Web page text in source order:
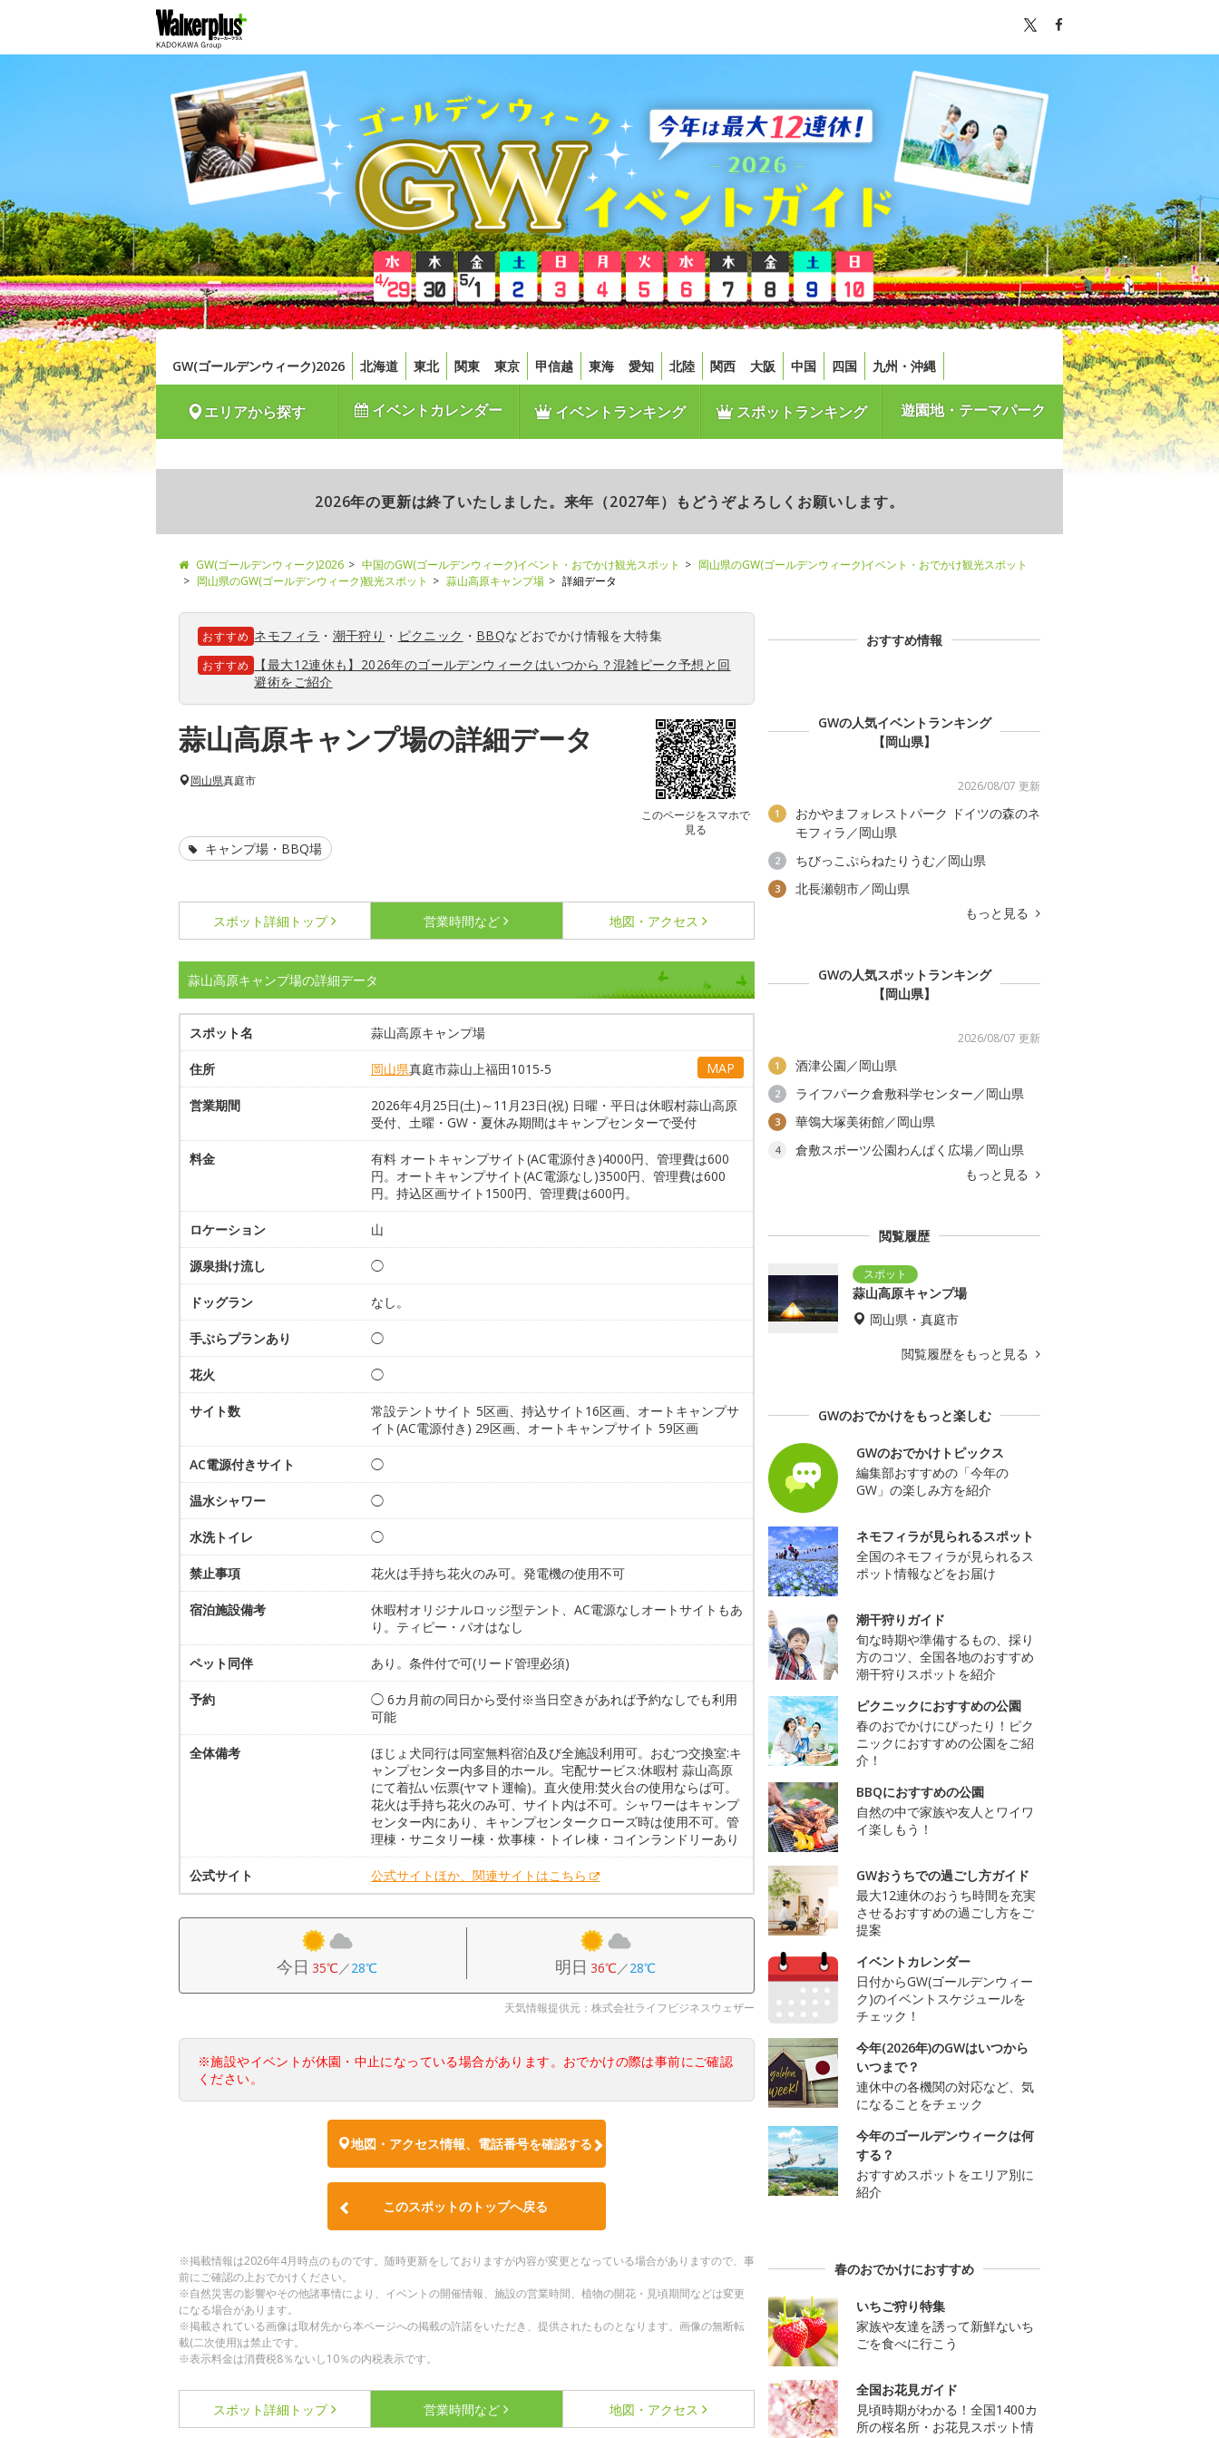
GW(ゴールデンウィーク)2026 北海道 東北 関東 東京 甲信越 東海 愛知 北陸 関西 大阪 中国 四国 九州・沖縄
エリアから探す イベントカレンダー イベントランキング スポットランキング 遊園地・テーマパーク
2026年の更新は終了いたしました。来年（2027年）もどうぞよろしくお願いします。
GW(ゴールデンウィーク)2026 中国のGW(ゴールデンウィーク)イベント・おでかけ観光スポット
岡山県のGW(ゴールデンウィーク)イベント・おでかけ観光スポット
岡山県のGW(ゴールデンウィーク)観光スポット
蒜山高原キャンプ場 詳細データ
おすすめ ネモフィラ ・ 潮干狩り ・ ピクニック ・ BBQなどおでかけ情報を大特集
おすすめ
【最大12連休も】2026年のゴールデンウィークはいつから？混雑ピーク予想と回
避術をご紹介
蒜山高原キャンプ場の詳細データ
このページをスマホで
見る
岡山県真庭市
キャンプ場・BBQ場
スポット詳細 トップ 営業時間など 地図・アクセス
蒜山高原キャンプ場の詳細データ
スポット名 蒜山高原キャンプ場
住所 岡山県真庭市蒜山上福田1015-5 MAP
営業期間
2026年4月25日(土)～11月23日(祝) 日曜・平日は休暇村蒜山高原
受付、土曜・GW・夏休み期間はキャンプセンターで受付
料金
有料 オートキャンプサイト(AC電源付き)4000円、管理費は600
円。オートキャンプサイト(AC電源なし)3500円、管理費は600
円。持込区画サイト1500円、管理費は600円。
ロケーション 山
源泉掛け流し ◯
ドッグラン なし。
手ぶらプランあり ◯
花火 ◯
サイト数
常設テントサイト 5区画、持込サイト16区画、オートキャンプサ
イト(AC電源付き) 29区画、オートキャンプサイト 59区画
AC電源付きサイト ◯
温水シャワー ◯
水洗トイレ ◯
禁止事項 花火は手持ち花火のみ可。発電機の使用不可
宿泊施設備考
休暇村オリジナルロッジ型テント、AC電源なしオートサイトもあ
り。ティピー・パオはなし
ペット同伴 あり。条件付で可(リード管理必須)
予約
◯ 6カ月前の同日から受付※当日空きがあれば予約なしでも利用
可能
全体備考
ほじょ犬同行は同室無料宿泊及び全施設利用可。おむつ交換室:キ
ャンプセンター内多目的ホール。宅配サービス:休暇村 蒜山高原
にて着払い伝票(ヤマト運輸)。直火使用:焚火台の使用ならば可。
花火は手持ち花火のみ可、サイト内は不可。シャワーはキャンプ
センター内にあり、キャンプセンタークローズ時は使用不可。管
理棟・サニタリー棟・炊事棟・トイレ棟・コインランドリーあり
公式サイト 公式サイトほか、関連サイトはこちら
今日 35℃／28℃ 明日 36℃／28℃
天気情報提供元：株式会社ライフビジネスウェザー
※施設やイベントが休園・中止になっている場合があります。おでかけの際は事前にご確認
ください。
地図・アクセス情報、電話番号を確認する
このスポットのトップへ戻る
※掲載情報は2026年4月時点のものです。随時更新をしておりますが内容が変更となっている場合がありますので、事
前にご確認の上おでかけください。
※自然災害の影響やその他諸事情により、イベントの開催情報、施設の営業時間、植物の開花・見頃期間などは変更
になる場合があります。
※掲載されている画像は取材先から本ページへの掲載の許諾をいただき、提供されたものとなります。画像の無断転
載(二次使用)は禁止です。
※表示料金は消費税8％ないし10％の内税表示です。
スポット詳細 トップ 営業時間など 地図・アクセス
おすすめ情報
GWの人気イベントランキング
【岡山県】
2026/08/07 更新
1
おかやまフォレストパーク ドイツの森のネ
モフィラ／岡山県
2 ちびっこぷらねたりうむ／岡山県
3
北長瀬朝市／岡山県
もっと見る
GWの人気スポットランキング
【岡山県】
2026/08/07 更新
1 酒津公園／岡山県
2 ライフパーク倉敷科学センター／岡山県
3 華鴒大塚美術館／岡山県
4
倉敷スポーツ公園わんぱく広場／岡山県
もっと見る
閲覧履歴
蒜山高原キャンプ場
岡山県・真庭市
閲覧履歴をもっと見る
GWのおでかけをもっと楽しむ
GWのおでかけトピックス
編集部おすすめの「今年の
GW」の楽しみ方を紹介
ネモフィラが見られるスポット
全国のネモフィラが見られるス
ポット情報などをお届け
潮干狩りガイド
旬な時期や準備するもの、採り
方のコツ、全国各地のおすすめ
潮干狩りスポットを紹介
ピクニックにおすすめの公園
春のおでかけにぴったり！ピク
ニックにおすすめの公園をご紹
介！
BBQにおすすめの公園
自然の中で家族や友人とワイワ
イ楽しもう！
GWおうちでの過ごし方ガイド
最大12連休のおうち時間を充実
させるおすすめの過ごし方をご
提案
イベントカレンダー
日付からGW(ゴールデンウィー
ク)のイベントスケジュールを
チェック！
今年(2026年)のGWはいつから
いつまで？
連休中の各機関の対応など、気
になることをチェック
今年のゴールデンウィークは何
する？
おすすめスポットをエリア別に
紹介
春のおでかけにおすすめ
いちご狩り特集
家族や友達を誘って新鮮ないち
ごを食べに行こう
全国お花見ガイド
見頃時期がわかる！全国1400カ
所の桜名所・お花見スポット情